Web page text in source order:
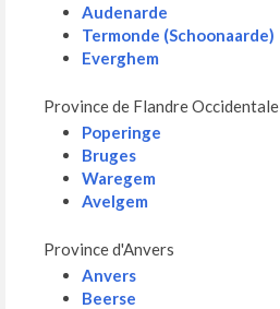
Audenarde
Termonde (Schoonaarde)
Everghem
Province de Flandre Occidentale
Poperinge
Bruges
Waregem
Avelgem
Province d'Anvers
Anvers
Beerse